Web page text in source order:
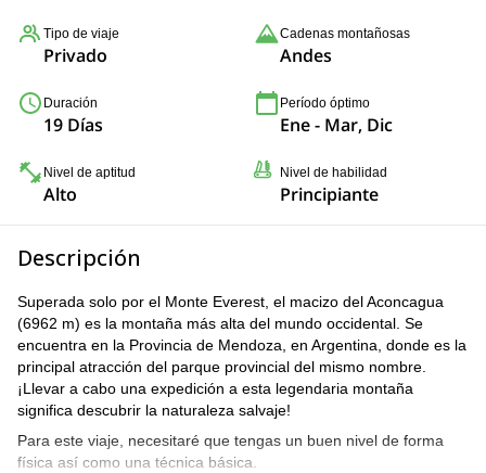
Tipo de viaje
Privado
Cadenas montañosas
Andes
Duración
19 Días
Período óptimo
Ene - Mar, Dic
Nivel de aptitud
Alto
Nivel de habilidad
Principiante
Descripción
Superada solo por el Monte Everest, el macizo del Aconcagua
(6962 m) es la montaña más alta del mundo occidental. Se
encuentra en la Provincia de Mendoza, en Argentina, donde es la
principal atracción del parque provincial del mismo nombre.
¡Llevar a cabo una expedición a esta legendaria montaña
significa descubrir la naturaleza salvaje!
Para este viaje, necesitaré que tengas un buen nivel de forma
física así como una técnica básica.